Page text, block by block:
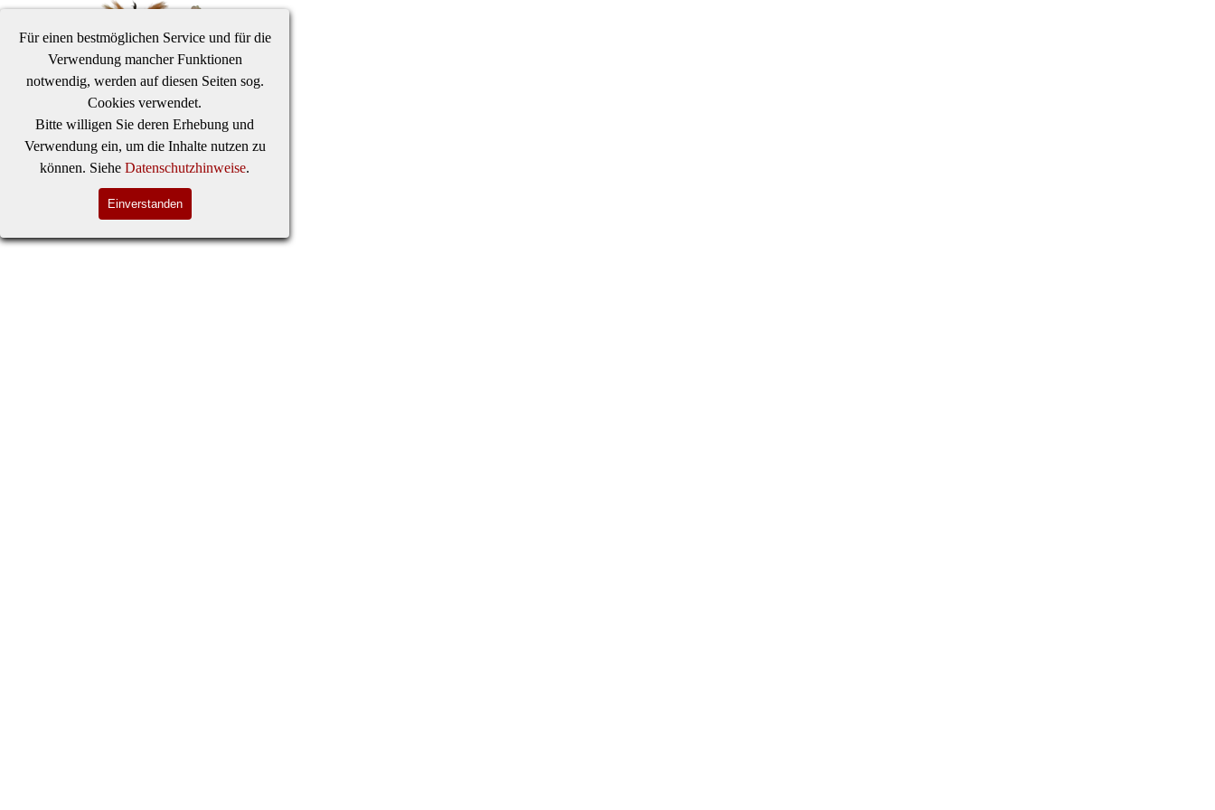
Für einen bestmöglichen Service und für die
Verwendung mancher Funktionen
notwendig, werden auf diesen Seiten sog.
Cookies verwendet.
Bitte willigen Sie deren Erhebung und
Verwendung ein, um die Inhalte nutzen zu
können. Siehe Datenschutzhinweise.
Einverstanden
Direkt zum Seiteninhalt
Menü überspringen